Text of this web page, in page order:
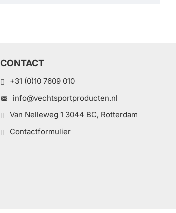
CONTACT
+31 (0)10 7609 010
info@vechtsportproducten.nl
Van Nelleweg 1 3044 BC, Rotterdam
Contactformulier